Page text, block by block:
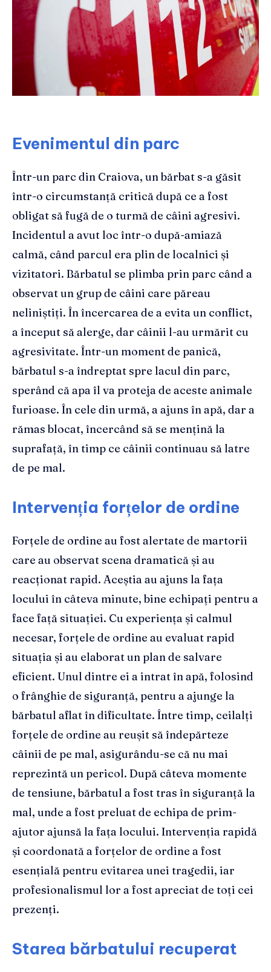
Evenimentul din parc
Într-un parc din Craiova, un bărbat s-a găsit
într-o circumstanță critică după ce a fost
obligat să fugă de o turmă de câini agresivi.
Incidentul a avut loc într-o după-amiază
calmă, când parcul era plin de localnici și
vizitatori. Bărbatul se plimba prin parc când a
observat un grup de câini care păreau
neliniștiți. În încercarea de a evita un conflict,
a început să alerge, dar câinii l-au urmărit cu
agresivitate. Într-un moment de panică,
bărbatul s-a îndreptat spre lacul din parc,
sperând că apa îl va proteja de aceste animale
furioase. În cele din urmă, a ajuns în apă, dar a
rămas blocat, încercând să se mențină la
suprafață, în timp ce câinii continuau să latre
de pe mal.
Intervenția forțelor de ordine
Forțele de ordine au fost alertate de martorii
care au observat scena dramatică și au
reacționat rapid. Aceștia au ajuns la fața
locului în câteva minute, bine echipați pentru a
face față situației. Cu experiența și calmul
necesar, forțele de ordine au evaluat rapid
situația și au elaborat un plan de salvare
eficient. Unul dintre ei a intrat în apă, folosind
o frânghie de siguranță, pentru a ajunge la
bărbatul aflat în dificultate. Între timp, ceilalți
forțele de ordine au reușit să îndepărteze
câinii de pe mal, asigurându-se că nu mai
reprezintă un pericol. După câteva momente
de tensiune, bărbatul a fost tras în siguranță la
mal, unde a fost preluat de echipa de prim-
ajutor ajunsă la fața locului. Intervenția rapidă
și coordonată a forțelor de ordine a fost
esențială pentru evitarea unei tragedii, iar
profesionalismul lor a fost apreciat de toți cei
prezenți.
Starea bărbatului recuperat